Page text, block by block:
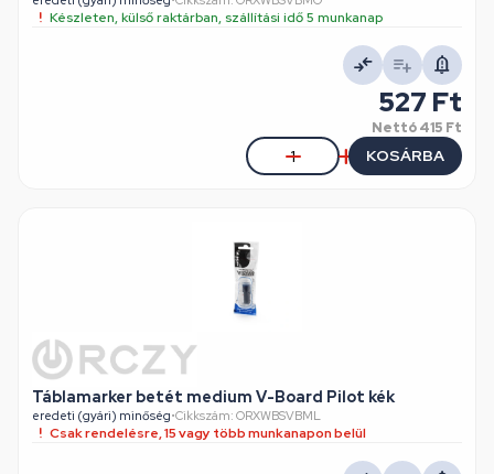
Készleten, külső raktárban, szállítási idő 5 munkanap
527 Ft
Nettó415 Ft
KOSÁRBA
Táblamarker betét medium V-Board Pilot kék
eredeti (gyári) minőség•Cikkszám: ORXWBSVBML
Csak rendelésre, 15 vagy több munkanapon belül